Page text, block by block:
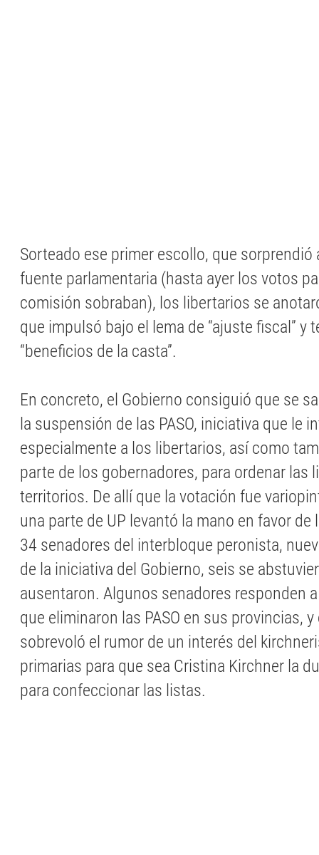
Sorteado ese primer escollo, que sorprendió
fuente parlamentaria (hasta ayer los votos
comisión sobraban), los libertarios se
que impulsó bajo el lema de “ajuste fiscal” y
“beneficios de la casta”.
En concreto, el Gobierno consiguió que se
la suspensión de las PASO, iniciativa que le
especialmente a los libertarios, así como
parte de los gobernadores, para ordenar las
territorios. De allí que la votación fue
una parte de UP levantó la mano en favor de
34 senadores del interbloque peronista,
de la iniciativa del Gobierno, seis se
ausentaron. Algunos senadores responden
que eliminaron las PASO en sus provincias,
sobrevoló el rumor de un interés del
primarias para que sea Cristina Kirchner la
para confeccionar las listas.